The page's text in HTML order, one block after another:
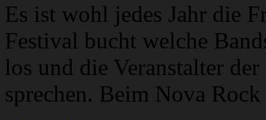
Es ist wohl jedes Jahr die
Festival bucht welche
los und die Veranstalter
sprechen. Beim Nova